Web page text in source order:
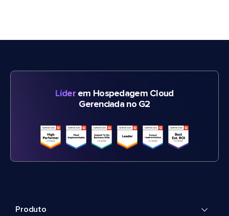
Líderem Hospedagem Cloud
Gerenciada no G2
Produto